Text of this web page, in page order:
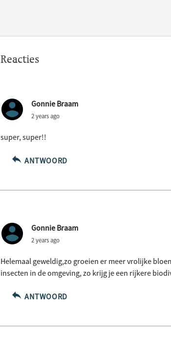
Reacties
Gonnie Braam
2 years ago
super, super!!
ANTWOORD
Gonnie Braam
2 years ago
Helemaal geweldig,zo groeien er meer vrolijke
insecten in de omgeving, zo krijg je een rijkere
ANTWOORD